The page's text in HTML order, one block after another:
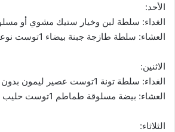
الأحد:
الغداء: سلطة لبن وخيار ستيك مشوي أو
العشاء: سلطة طازجة جبنة بيضاء 1توست نوعين فاكهة.
الاثنين:
الغداء: سلطة تونة 1توست عصير ليمون بدون سكر.
العشاء: بيضة مسلوقة طماطم 1توست حليب نوع فاكهة.
الثلاثاء: